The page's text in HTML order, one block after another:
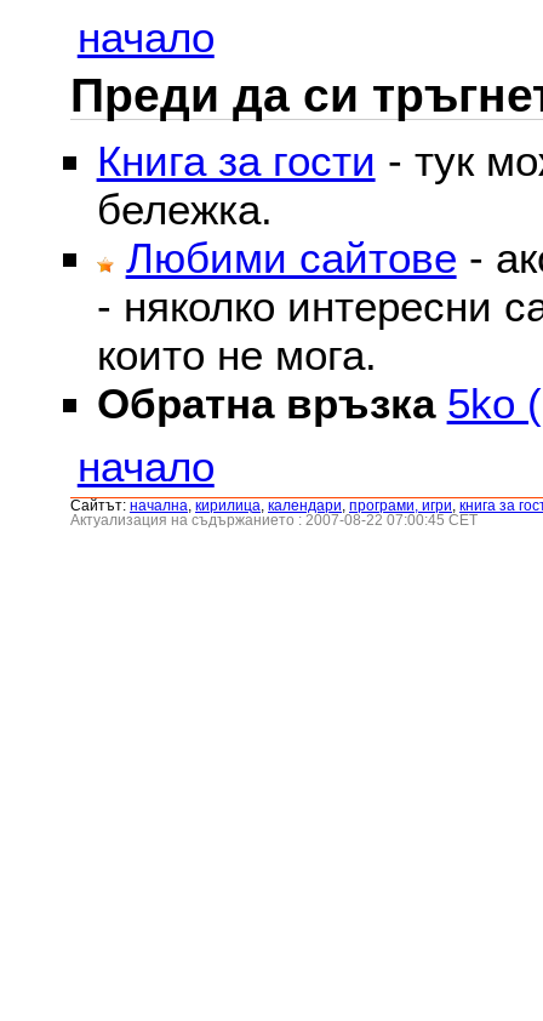
начало
Преди да си
Книга за гости - тук
бележка.
Любими сайтове -
- няколко интересни
които не мога.
Обратна връзка 5ko
начало
Сайтът: началнa кирилица календари програми, игри книга за
Актуализация на съдържанието : 2007-08-22 07:00:45 CET